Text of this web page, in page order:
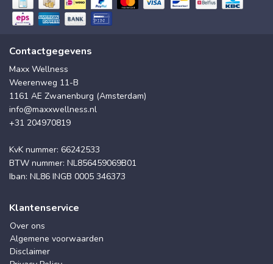
Contactgegevens
Maxx Wellness
Weerenweg 11-B
1161 AE Zwanenburg (Amsterdam)
info@maxxwellness.nl
+31 204970819
KvK nummer: 66242533
BTW nummer: NL856459069B01
Iban: NL86 INGB 0005 346373
Klantenservice
Over ons
Algemene voorwaarden
Disclaimer